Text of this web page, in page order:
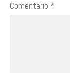
Comentario *